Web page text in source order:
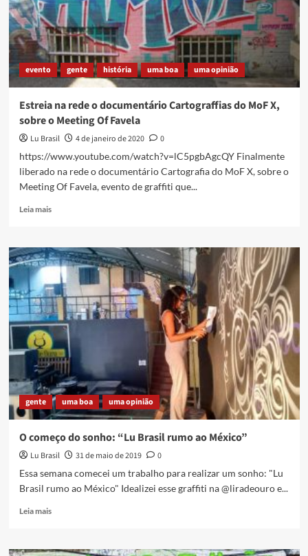
Sapo
–
Rolé
da
Periférica,
com
Lu
evento gente história uma boa uma opinião
Estreia na rede o documentário Cartograffias do MoF X,
sobre o Meeting Of Favela
Lu Brasil 4 de janeiro de 2020
0
https://www.youtube.com/watch?v=lC5pgbAgcQY Finalmente
liberado na rede o documentário Cartografia do MoF X, sobre o
Meeting Of Favela, evento de graffiti que...
Leia maisRead
Estreia
na
rede
o
documentário
Cartograffias
do
MoF
X,
sobre
o
Meeting
Of
Favela
gente uma boa uma opinião
O começo do sonho: “Lu Brasil rumo ao México”
Lu Brasil 31 de maio de 2019
0
Essa semana comecei um trabalho para realizar um sonho: "Lu
Brasil rumo ao México" Idealizei esse graffiti na @liradeouro e...
Leia maisRead
O